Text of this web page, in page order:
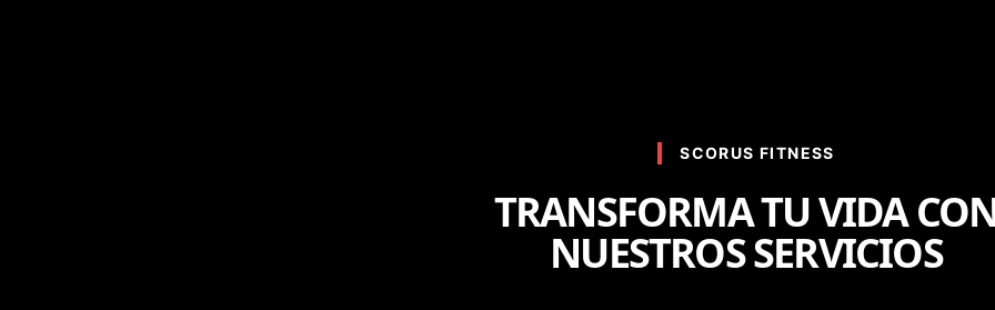
SCORUS FITNESS
TRANSFORMA TU VIDA
NUESTROS SERVICIOS